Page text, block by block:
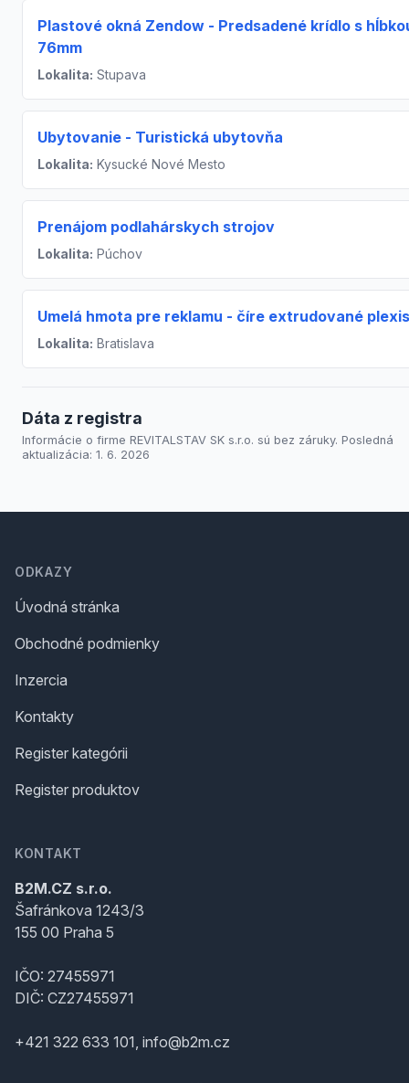
Plastové okná Zendow - Predsadené krídlo s
76mm
Lokalita: Stupava
Ubytovanie - Turistická ubytovňa
Lokalita: Kysucké Nové Mesto
Prenájom podlahárskych strojov
Lokalita: Púchov
Umelá hmota pre reklamu - číre extrudované
Lokalita: Bratislava
Dáta z registra
Informácie o firme REVITALSTAV SK s.r.o. sú bez záruky. Posledná
aktualizácia: 1. 6. 2026
ODKAZY
Úvodná stránka
Obchodné podmienky
Inzercia
Kontakty
Register kategórii
Register produktov
KONTAKT
B2M.CZ s.r.o.
Šafránkova 1243/3
155 00 Praha 5
IČO: 27455971
DIČ: CZ27455971
+421 322 633 101, info@b2m.cz